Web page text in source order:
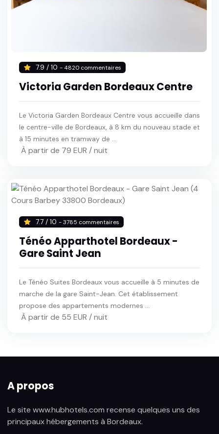
7.9 / 10 - 4820 commentaires
Victoria Garden Bordeaux Centre
Le Victoria Garden Bordeaux Centre vous accueille dans
le centre-ville de Bordeaux, à 8 km du nouveau stade et
à 15 minutes en tramway de ...
À partir de 79 EUR / nuit
7.7 / 10 - 3785 commentaires
Ténéo Apparthotel Bordeaux -
Gare Saint Jean
Le Ténéo Suites Bordeaux vous accueille à 5 minutes de
marche de la gare Saint-Jean. Cet établissement
propose des appartements modernes ...
À partir de 55 EUR / nuit
A propos
Le site www.hubhotels.com recense quelques uns des
principaux hébergements à Bordeaux.